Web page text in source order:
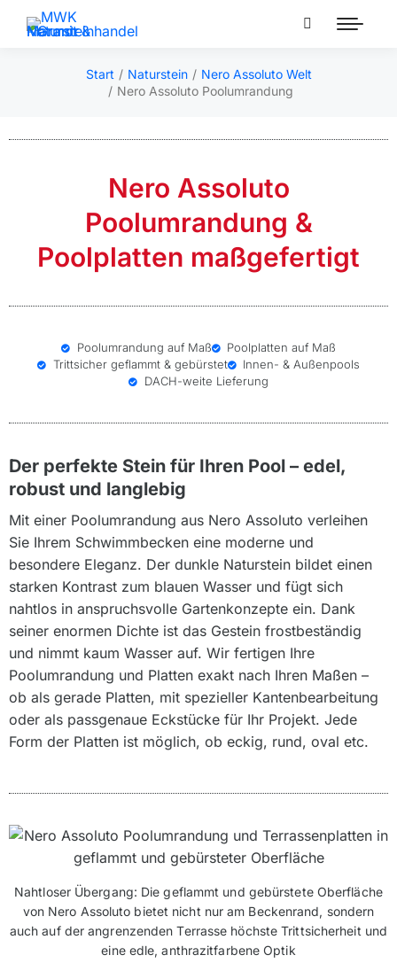
Sie befinden sich hier:
Start Naturstein
Nero Assoluto Welt
Nero Assoluto Poolumrandung
Nero Assoluto
Poolumrandung &
Poolplatten maßgefertigt
Poolumrandung auf Maß
Poolplatten auf Maß
Trittsicher geflammt & gebürstet
Innen- & Außenpools
DACH-weite Lieferung
Der perfekte Stein für Ihren Pool – edel,
robust und langlebig
Mit einer Poolumrandung aus Nero Assoluto verleihen
Sie Ihrem Schwimmbecken eine moderne und
besondere Eleganz. Der dunkle Naturstein bildet einen
starken Kontrast zum blauen Wasser und fügt sich
nahtlos in anspruchsvolle Gartenkonzepte ein. Dank
seiner enormen Dichte ist das Gestein frostbeständig
und nimmt kaum Wasser auf. Wir fertigen Ihre
Poolumrandung und Platten exakt nach Ihren Maßen –
ob als gerade Platten, mit spezieller Kantenbearbeitung
oder als passgenaue Eckstücke für Ihr Projekt. Jede
Form der Platten ist möglich, ob eckig, rund, oval etc.
Nahtloser Übergang: Die geflammt und gebürstete Oberfläche
von Nero Assoluto bietet nicht nur am Beckenrand, sondern
auch auf der angrenzenden Terrasse höchste Trittsicherheit und
eine edle, anthrazitfarbene Optik